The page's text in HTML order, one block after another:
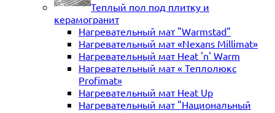
Теплый пол под плитку и
керамогранит
Нагревательный мат "Warmstad"
Нагревательный мат «Nexans Millimat»
Нагревательный мат Heat 'n' Warm
Нагревательный мат « Теплолюкс
Profimat»
Нагревательный мат Heat Up
Нагревательный мат "Национальный